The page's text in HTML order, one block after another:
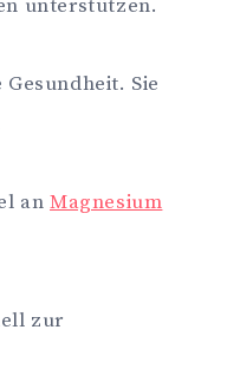
unterstützen.
Sie
anMagnesium
zur